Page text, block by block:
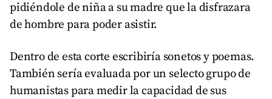
pidiéndole de niña a su madre que la disfrazara
de hombre para poder asistir.
Dentro de esta corte escribiría sonetos y poemas.
También sería evaluada por un selecto grupo de
humanistas para medir la capacidad de sus